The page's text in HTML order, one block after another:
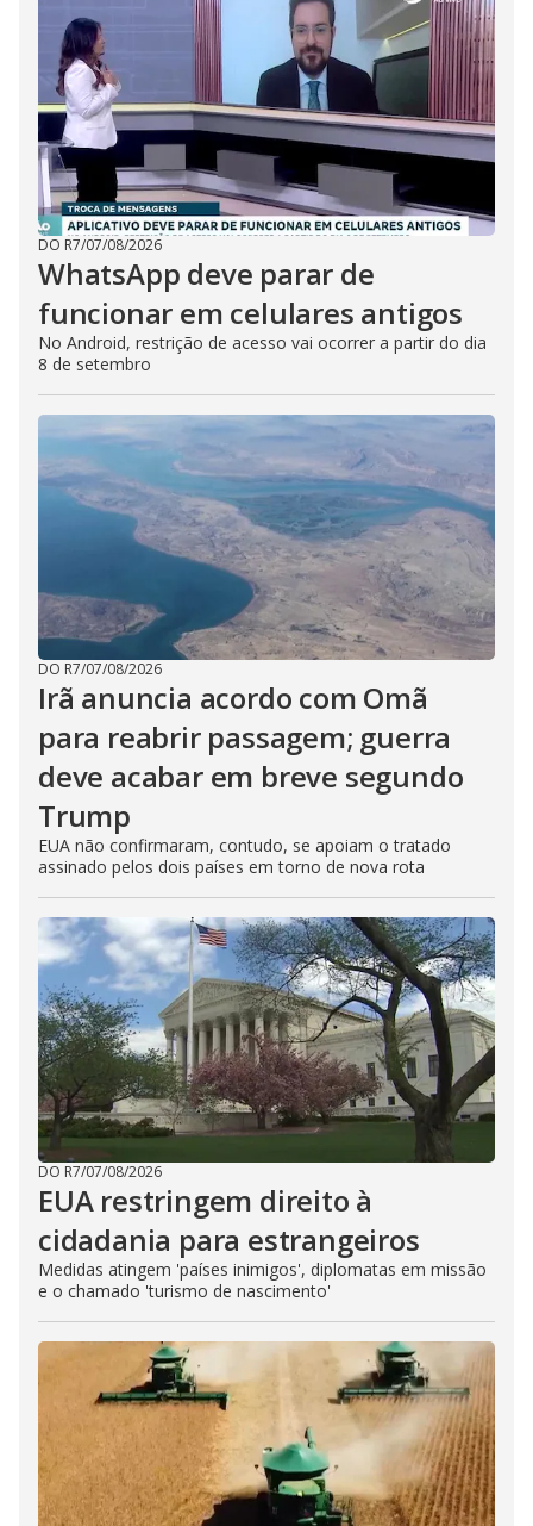
DO R7/07/08/2026
WhatsApp deve parar de
funcionar em celulares antigos
No Android, restrição de acesso vai ocorrer a partir do dia
8 de setembro
DO R7/07/08/2026
Irã anuncia acordo com Omã
para reabrir passagem; guerra
deve acabar em breve segundo
Trump
EUA não confirmaram, contudo, se apoiam o tratado
assinado pelos dois países em torno de nova rota
DO R7/07/08/2026
EUA restringem direito à
cidadania para estrangeiros
Medidas atingem 'países inimigos', diplomatas em missão
e o chamado 'turismo de nascimento'